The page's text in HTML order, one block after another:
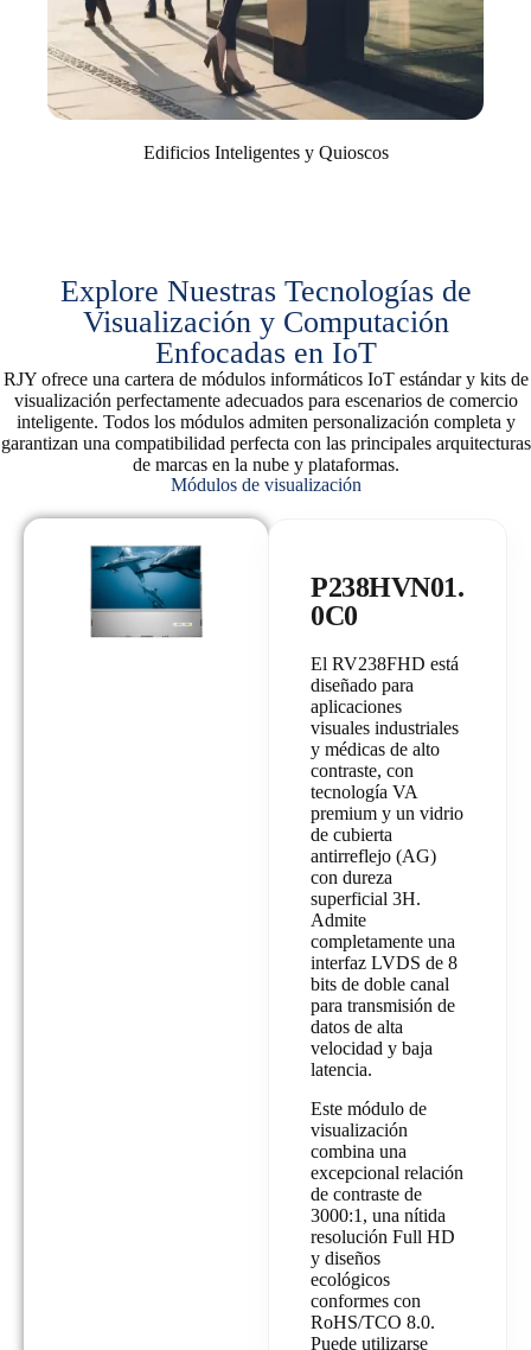
Edificios Inteligentes y Quioscos
Explore Nuestras Tecnologías de
Visualización y Computación
Enfocadas en IoT
RJY ofrece una cartera de módulos informáticos IoT estándar y kits de
visualización perfectamente adecuados para escenarios de comercio
inteligente. Todos los módulos admiten personalización completa y
garantizan una compatibilidad perfecta con las principales arquitecturas
de marcas en la nube y plataformas.
Módulos de visualización
P238HVN01.
0C0
El RV238FHD está
diseñado para
aplicaciones
visuales industriales
y médicas de alto
contraste, con
tecnología VA
premium y un vidrio
de cubierta
antirreflejo (AG)
con dureza
superficial 3H.
Admite
completamente una
interfaz LVDS de 8
bits de doble canal
para transmisión de
datos de alta
velocidad y baja
latencia.
Este módulo de
visualización
combina una
excepcional relación
de contraste de
3000:1, una nítida
resolución Full HD
y diseños
ecológicos
conformes con
RoHS/TCO 8.0.
Puede utilizarse